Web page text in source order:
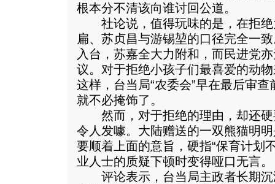
根本分不清该向谁讨回公道。
社论说，值得玩味的是，在拒绝
扁、苏贞昌与游锡堃的口径完全一
入台，苏嘉全大力附和，而民进党
议。对于拒绝小孩子们最喜爱的动
这样，台当局“农委会”早在最后审
就不必掩饰了。
然而，对于拒绝的理由，却还硬
令人发噱。大陆赠送的一双熊猫明
要顺着上面的意旨，硬指“保育计划
业人士的质疑下顿时变得哑口无言。
评论表示，台当局主政者长期沉